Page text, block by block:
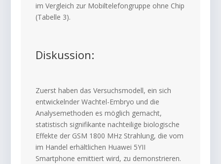
im Vergleich zur Mobiltelefongruppe ohne Chip
(Tabelle 3).
Diskussion:
Zuerst haben das Versuchsmodell, ein sich
entwickelnder Wachtel-Embryo und die
Analysemethoden es möglich gemacht,
statistisch signifikante nachteilige biologische
Effekte der GSM 1800 MHz Strahlung, die vom
im Handel erhältlichen Huawei 5YII
Smartphone emittiert wird, zu demonstrieren.